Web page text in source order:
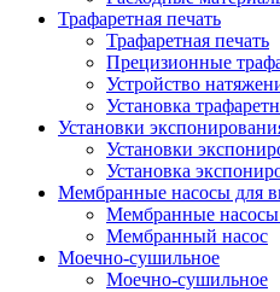
Трафаретная печать
Трафаретная печать
Прецизионные
Устройство
Установка
Установки
Установки
Установка
Мембранные насосы для
Мембранные насосы
Мембранный насос
Моечно-сушильное
Моечно-сушильное